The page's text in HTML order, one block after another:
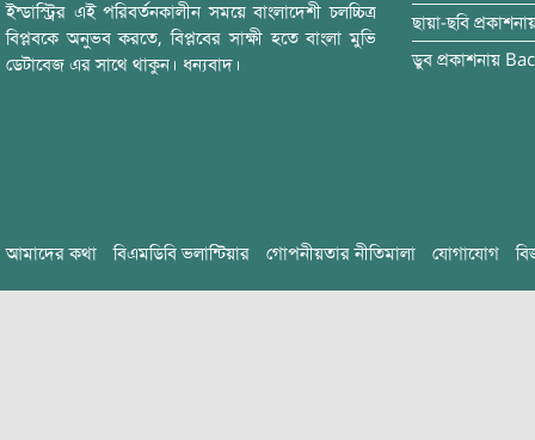
ইন্ডাস্ট্রির এই পরিবর্তনকালীন সময়ে বাংলাদেশী চলচ্চিত্র
বিপ্লবকে অনুভব করতে, বিপ্লবের সাক্ষী হতে বাংলা মুভি
ডেটাবেজ এর সাথে থাকুন। ধন্যবাদ।
ছায়া-ছবি
ডুব প্রকাশনায়
আমাদের কথা বিএমডিবি ভলান্টিয়ার গোপনীয়তার নীতিমালা যোগাযোগ